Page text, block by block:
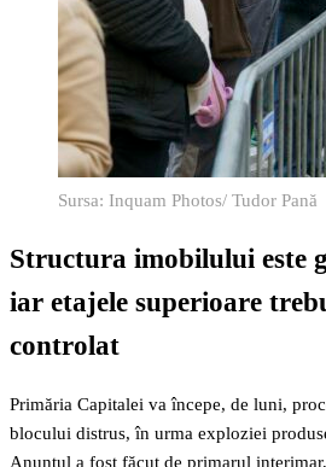
Sursa: Inquam Photos/ Tudor Pană
Structura imobilului este
iar etajele superioare
controlat
Primăria Capitalei va începe, de luni,
blocului distrus, în urma exploziei
Anunțul a fost făcut de primarul